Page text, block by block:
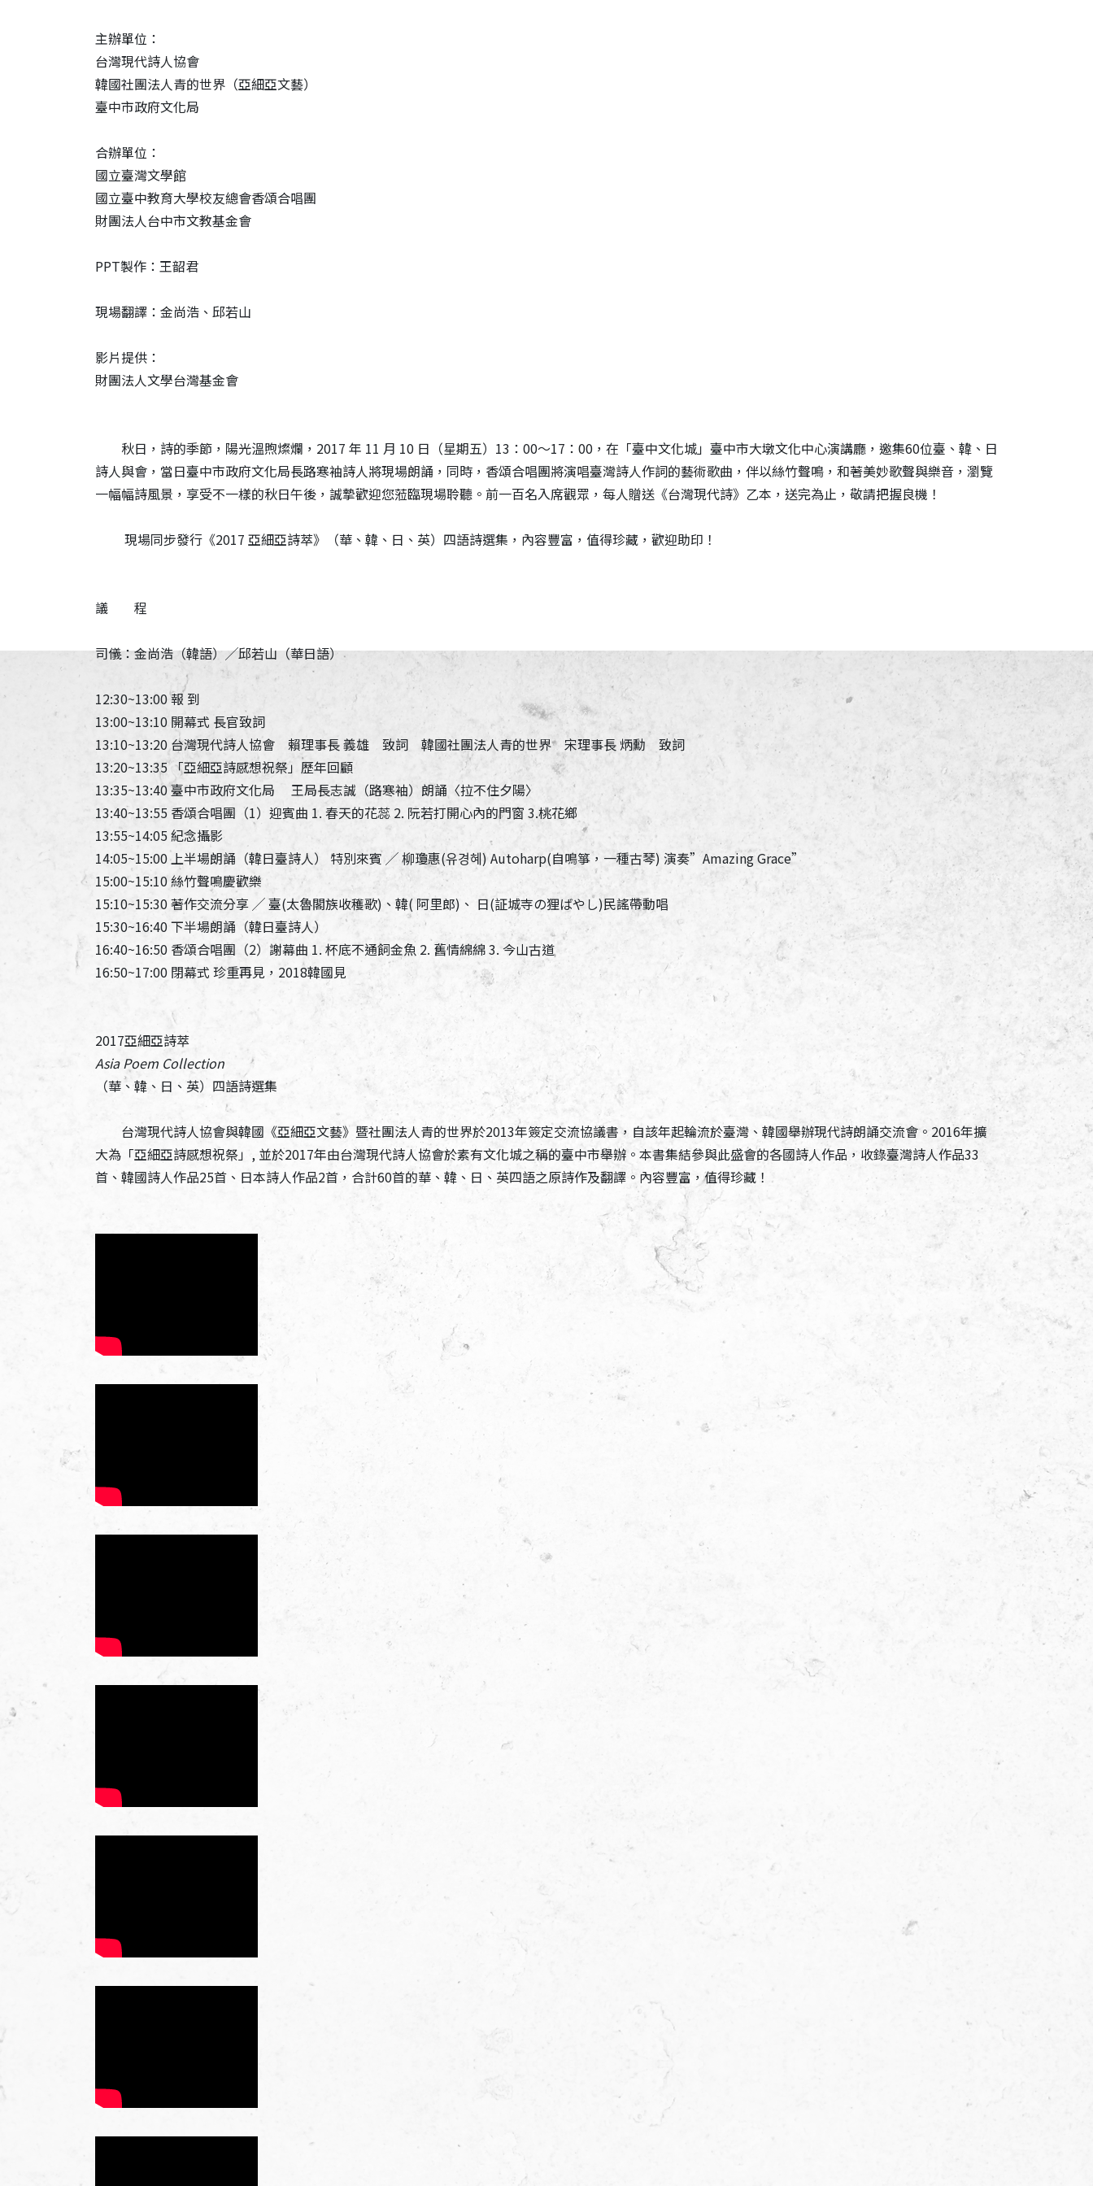
主辦單位：
台灣現代詩人協會
韓國社團法人青的世界（亞細亞文藝）
臺中市政府文化局
合辦單位：
國立臺灣文學館
國立臺中教育大學校友總會香頌合唱團
財團法人台中市文教基金會
PPT製作：王韶君
現場翻譯：金尚浩、邱若山
影片提供：
財團法人文學台灣基金會
秋日，詩的季節，陽光溫煦燦爛，2017 年 11 月 10 日（星期五）13：00～17：00，在「臺中文化城」臺中市大墩文化中心演講廳，邀集60位臺、韓、日
詩人與會，當日臺中市政府文化局長路寒袖詩人將現場朗誦，同時，香頌合唱團將演唱臺灣詩人作詞的藝術歌曲，伴以絲竹聲鳴，和著美妙歌聲與樂音，瀏覽
一幅幅詩風景，享受不一樣的秋日午後，誠摯歡迎您蒞臨現場聆聽。前一百名入席觀眾，每人贈送《台灣現代詩》乙本，送完為止，敬請把握良機！
現場同步發行《2017 亞細亞詩萃》（華、韓、日、英）四語詩選集，內容豐富，值得珍藏，歡迎助印！
議 程
司儀：金尚浩（韓語）╱邱若山（華日語）
12:30~13:00 報 到
13:00~13:10 開幕式 長官致詞
13:10~13:20 台灣現代詩人協會 賴理事長 義雄 致詞 韓國社團法人青的世界 宋理事長 炳勳 致詞
13:20~13:35 「亞細亞詩感想祝祭」歷年回顧
13:35~13:40 臺中市政府文化局 王局長志誠（路寒袖）朗誦〈拉不住夕陽〉
13:40~13:55 香頌合唱團（1）迎賓曲 1. 春天的花蕊 2. 阮若打開心內的門窗 3.桃花鄉
13:55~14:05 紀念攝影
14:05~15:00 上半場朗誦（韓日臺詩人） 特別來賓 ╱ 柳瓊惠(유경혜) Autoharp(自鳴箏，一種古琴) 演奏”Amazing Grace”
15:00~15:10 絲竹聲鳴慶歡樂
15:10~15:30 著作交流分享 ╱ 臺(太魯閣族收穫歌)、韓( 阿里郎)、 日(証城寺の狸ばやし)民謠帶動唱
15:30~16:40 下半場朗誦（韓日臺詩人）
16:40~16:50 香頌合唱團（2）謝幕曲 1. 杯底不通飼金魚 2. 舊情綿綿 3. 今山古道
16:50~17:00 閉幕式 珍重再見，2018韓國見
2017亞細亞詩萃
Asia Poem Collection
（華、韓、日、英）四語詩選集
台灣現代詩人協會與韓國《亞細亞文藝》暨社團法人青的世界於2013年簽定交流協議書，自該年起輪流於臺灣、韓國舉辦現代詩朗誦交流會。2016年擴
大為「亞細亞詩感想祝祭」, 並於2017年由台灣現代詩人協會於素有文化城之稱的臺中市舉辦。本書集結參與此盛會的各國詩人作品，收錄臺灣詩人作品33
首、韓國詩人作品25首、日本詩人作品2首，合計60首的華、韓、日、英四語之原詩作及翻譯。內容豐富，值得珍藏！